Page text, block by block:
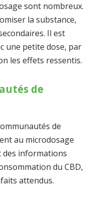
sont nombreux.
la substance,
Il est
une petite dose, par
les effets ressentis.
de
de
au microdosage
des informations
du CBD,
attendus.